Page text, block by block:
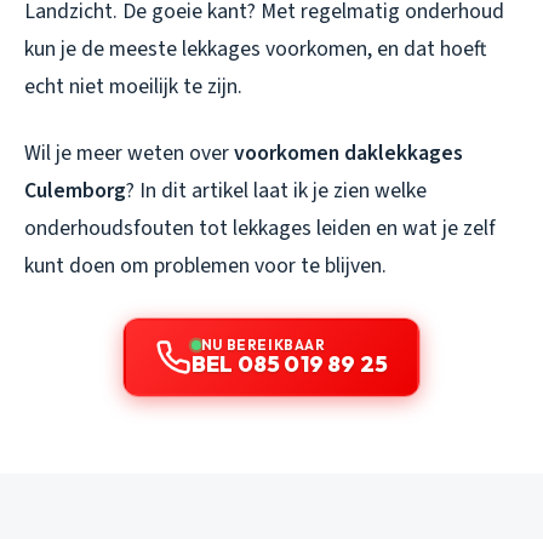
Landzicht. De goeie kant? Met regelmatig onderhoud
kun je de meeste lekkages voorkomen, en dat hoeft
echt niet moeilijk te zijn.
Wil je meer weten overvoorkomen daklekkages
Culemborg? In dit artikel laat ik je zien welke
onderhoudsfouten tot lekkages leiden en wat je zelf
kunt doen om problemen voor te blijven.
NU BEREIKBAAR
BEL 085 019 89 25